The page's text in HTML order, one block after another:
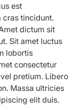
est
cras tincidunt.
dictum sit
Sit amet luctus
lobortis
consectetur
pretium. Libero
Massa ultricies
elit duis.